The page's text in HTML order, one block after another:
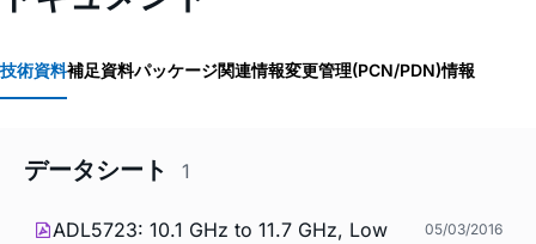
技術資料補足資料パッケージ関連情報変更管理(PCN/PDN)情報
データシート 1
ADL5723: 10.1 GHz to 11.7 GHz, Low
05/03/2016